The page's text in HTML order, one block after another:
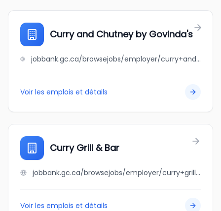
Curry and Chutney by Govinda's
jobbank.gc.ca/browsejobs/employer/curry+and+chutney+by+govinda%27s/ca
Voir les emplois et détails
Curry Grill & Bar
jobbank.gc.ca/browsejobs/employer/curry+grill+%26+bar/ca
Voir les emplois et détails